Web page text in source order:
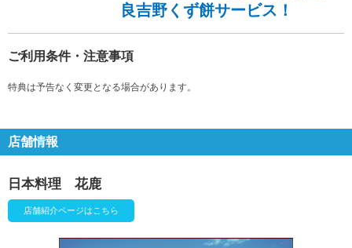
良吉野くず餅サービス！
ご利用条件・注意事項
特典は予告なく変更となる場合があります。
店舗情報
日本料理 花鹿
店舗紹介ページはこちら